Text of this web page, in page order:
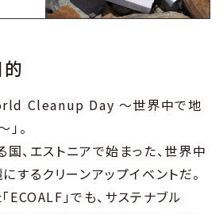
Cleanup Day ～世界中で地
。
、エストニアで始まった、世界中
するクリーンアップイベントだ。
」でも、サステナブル